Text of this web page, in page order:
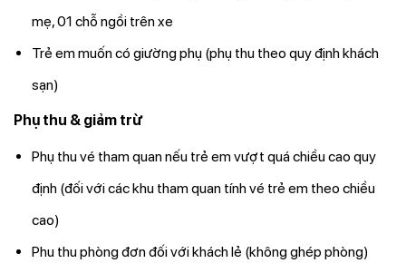
mẹ, 01 chỗ ngồi trên xe
Trẻ em muốn có giường phụ (phụ thu theo quy định khách
sạn)
Phụ thu & giảm trừ
Phụ thu vé tham quan nếu trẻ em vượt quá chiều cao quy
định (đối với các khu tham quan tính vé trẻ em theo chiều
cao)
Phu thu phòng đơn đối với khách lẻ (không ghép phòng)